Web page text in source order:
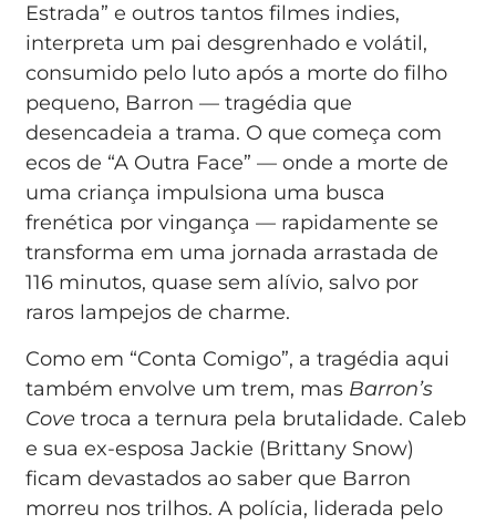
Estrada” e outros tantos filmes indies,
interpreta um pai desgrenhado e volátil,
consumido pelo luto após a morte do filho
pequeno, Barron — tragédia que
desencadeia a trama. O que começa com
ecos de “A Outra Face” — onde a morte de
uma criança impulsiona uma busca
frenética por vingança — rapidamente se
transforma em uma jornada arrastada de
116 minutos, quase sem alívio, salvo por
raros lampejos de charme.
Como em “Conta Comigo”, a tragédia aqui
também envolve um trem, mas Barron’s
Cove troca a ternura pela brutalidade. Caleb
e sua ex-esposa Jackie (Brittany Snow)
ficam devastados ao saber que Barron
morreu nos trilhos. A polícia, liderada pelo